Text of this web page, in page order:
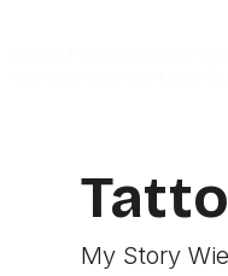
My Story